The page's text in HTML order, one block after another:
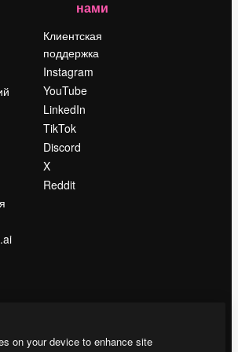
нами
Клиентская
поддержка
Instagram
YouTube
LinkedIn
TikTok
Discord
X
Reddit
on your device to enhance site